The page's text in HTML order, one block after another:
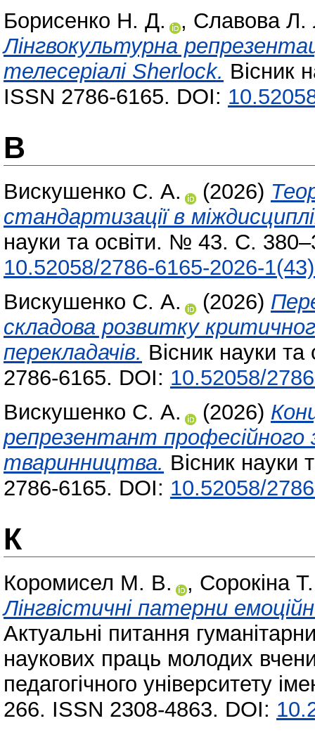
Борисенко Н. Д.
, Славова Л.
Лінгвокультурна
телесеріалі Sherlock. Вісник
ISSN 2786-6165. DOI:
В
Вискушенко С. А. (2026)
стандартизації в
науки та освіти. № 43. С.
10.52058/2786-6165-2026-
Вискушенко С. А.
(2026)
складова розвитку
перекладачів. Вісник науки
2786-6165. DOI: 10.52058/
Вискушенко С. А.
(2026)
репрезентант професійного
тваринництва. Вісник
2786-6165. DOI: 10.52058/
К
Коромисел М. В. , Сорокіна
Лінгвістичні патерни
Актуальні питання
наукових праць молодих
педагогічного університету
266. ISSN 2308-4863. DOI: